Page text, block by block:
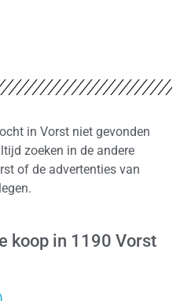
in Vorst niet gevonden
zoeken in de andere
of de advertenties van
koop in 1190 Vorst